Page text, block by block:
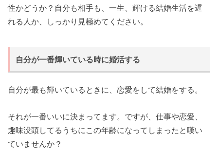
性かどうか？自分も相手も、一生、輝ける結婚生活を遅
れる人か、しっかり見極めてください。
自分が一番輝いている時に婚活する
自分が最も輝いているときに、恋愛をして結婚をする。
それが一番いいに決まってます。ですが、仕事や恋愛、
趣味没頭してるうちにこの年齢になってしまったと嘆い
ていませんか？